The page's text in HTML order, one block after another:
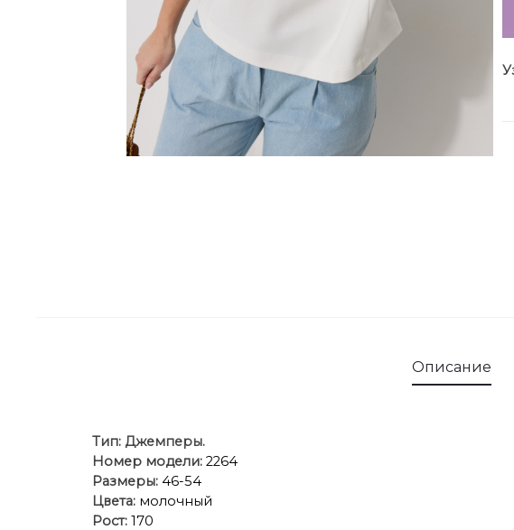
Описание
Тип: Джемперы.
Номер модели: 2264
Размеры: 46-54
Цвета: молочный
Рост: 170